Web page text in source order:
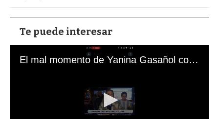
Te puede interesar
El mal momento de Yanina Gasañol con un hincha argentino en "Subrayado"